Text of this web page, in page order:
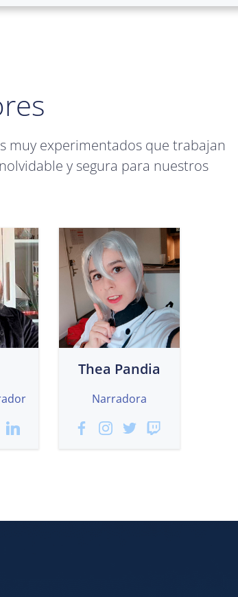
muy experimentados que trabajan
y segura para nuestros
Thea Pandia
Narradora